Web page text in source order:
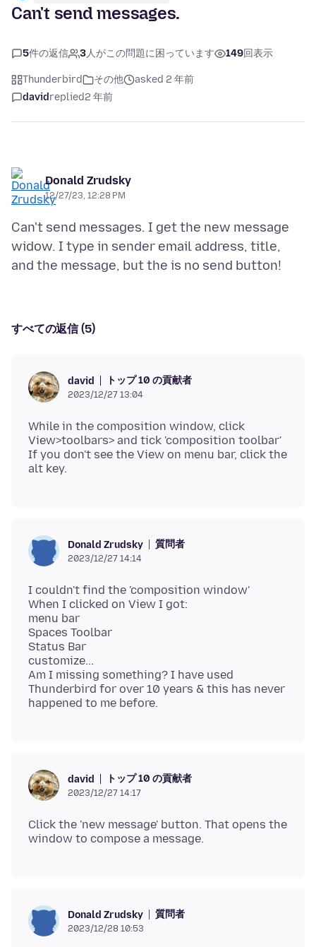
Can't send messages.
5件の返信 3人がこの問題に困っています 149回表示
Thunderbird その他
asked 2 年前
davidreplied2 年前
Donald Zrudsky
12/27/23, 12:28 PM
Can't send messages. I get the new message
widow. I type in sender email address, title,
すべての返信 (5)
david トップ 10 の貢献者
2023/12/27 13:04
While in the composition window, click
View>toolbars> and tick 'composition toolbar'
If you don't see the View on menu bar, click the
Donald Zrudsky 質問者
2023/12/27 14:14
I couldn't find the 'composition window'
When I clicked on View I got:
menu bar
Spaces Toolbar
Status Bar
customize...
Am I missing something? I have used
Thunderbird for over 10 years & this has never
david トップ 10 の貢献者
2023/12/27 14:17
Click the 'new message' button. That opens the
Donald Zrudsky 質問者
2023/12/28 10:53